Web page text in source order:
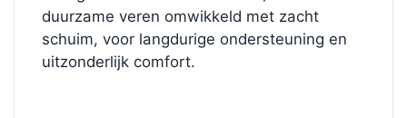
duurzame veren omwikkeld met zacht
schuim, voor langdurige ondersteuning en
uitzonderlijk comfort.